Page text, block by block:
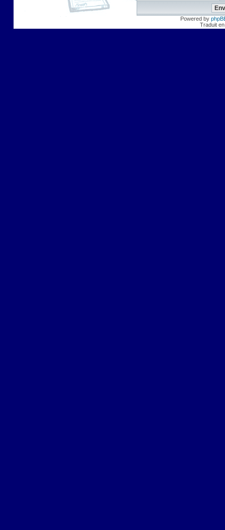
Powered by
Traduit